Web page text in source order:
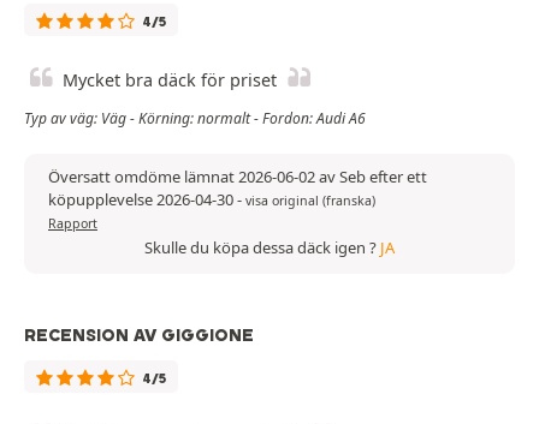
4/5
Mycket bra däck för priset
Typ av väg: Väg - Körning: normalt - Fordon: Audi A6
Översatt omdöme lämnat 2026-06-02 av Seb efter ett
köpupplevelse 2026-04-30- visa original (franska)
Rapport
Skulle du köpa dessa däck igen ? JA
RECENSION AV GIGGIONE
4/5